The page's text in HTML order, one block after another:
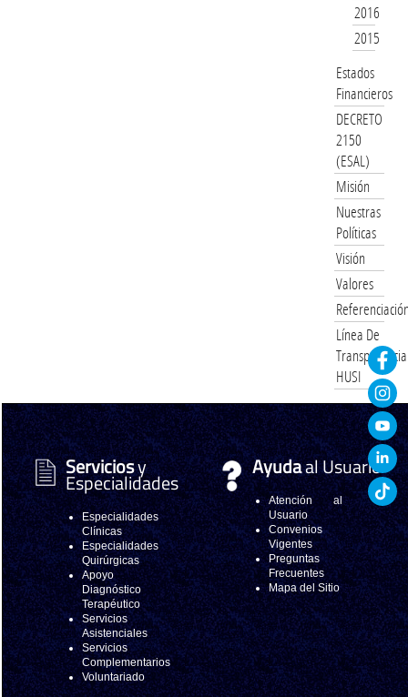
2016
2015
Estados
Financieros
DECRETO
2150
(ESAL)
Misión
Nuestras
Políticas
Visión
Valores
Línea De
Transparencia
HUSI
Serviciosy
Especialidades
Especialidades
Clínicas
Especialidades
Quirúrgicas
Apoyo
Diagnóstico
Terapéutico
Servicios
Asistenciales
Servicios
Complementarios
Voluntariado
Ayudaal Usuario
Atención al
Usuario
Convenios
Vigentes
Preguntas
Frecuentes
Mapa del Sitio